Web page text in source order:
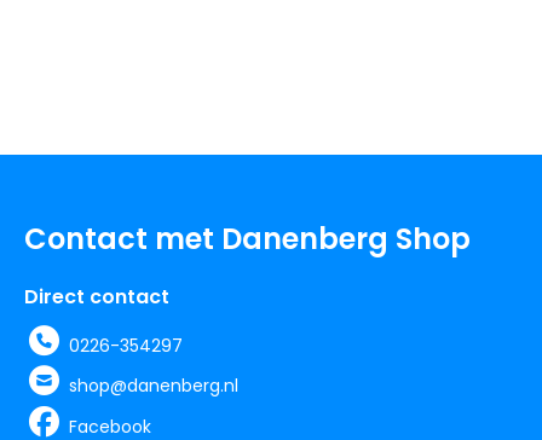
Contact met Danenberg Shop
Direct contact
0226-354297
shop@danenberg.nl
Facebook